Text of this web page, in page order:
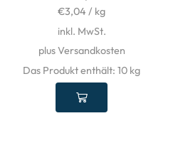
€3,04 / kg
inkl. MwSt.
plus Versandkosten
Das Produkt enthält: 10 kg